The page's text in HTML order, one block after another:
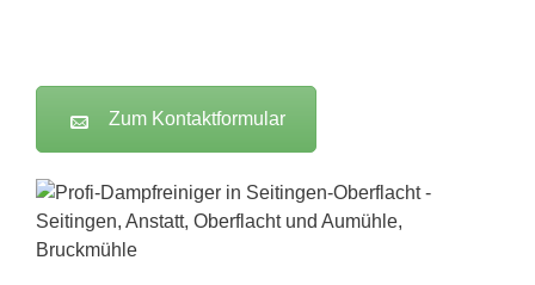
Zum Kontaktformular